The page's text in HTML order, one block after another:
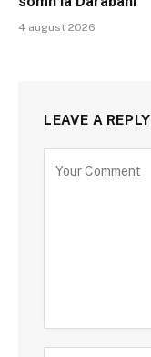
4 august 2026
LEAVE A REPLY